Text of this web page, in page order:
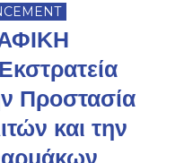
Προστασία
και την